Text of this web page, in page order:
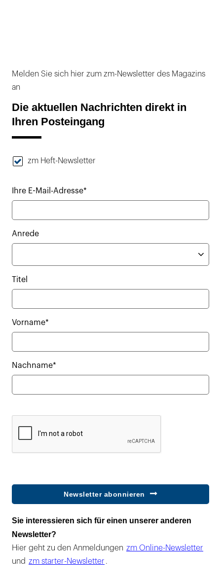
Melden Sie sich hier zum zm-Newsletter des Magazins
an
Die aktuellen Nachrichten direkt in
Ihren Posteingang
zm Heft-Newsletter
Ihre E-Mail-Adresse*
Anrede
Titel
Vorname*
Nachname*
Newsletter abonnieren
Sie interessieren sich für einen unserer anderen
Newsletter?
Hier geht zu den Anmeldungen zm Online-Newsletter
und zm starter-Newsletter .